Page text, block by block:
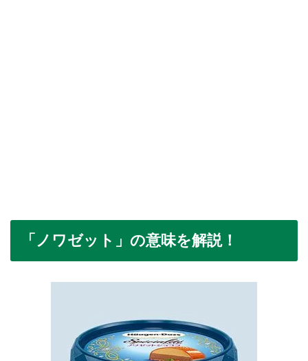
「ノワゼット」の意味を解説！